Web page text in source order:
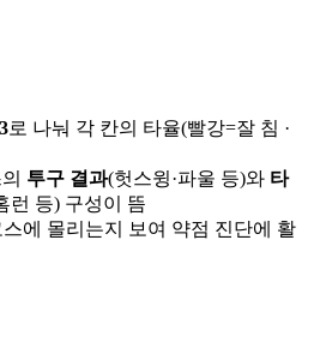
로 나눠 각 칸의 타율(빨강=잘 침 ·
투구 결과(헛스윙·파울 등)와 타
런 등) 구성이 뜸
에 몰리는지 보여 약점 진단에 활